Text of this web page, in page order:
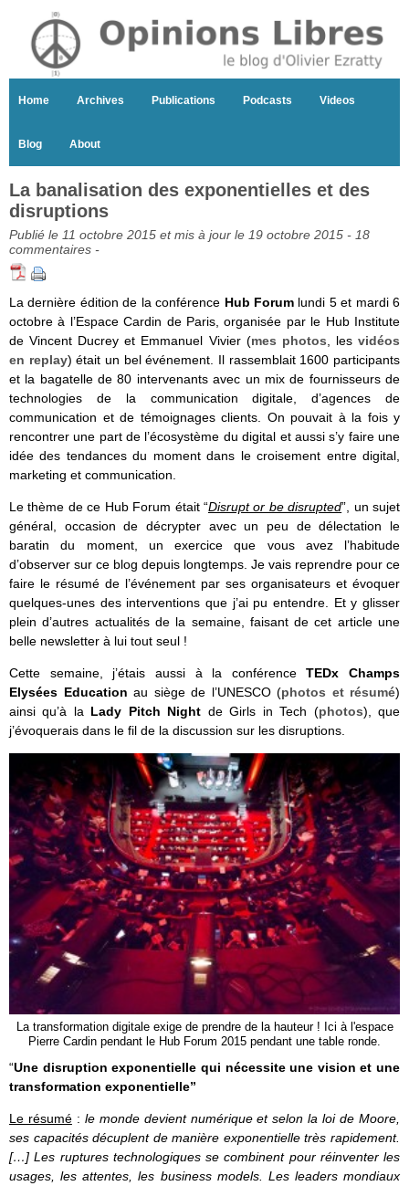
Home Archives Publications Podcasts Videos
Blog About
La banalisation des exponentielles et des
disruptions
Publié le 11 octobre 2015 et mis à jour le 19 octobre 2015 - 18
commentaires -
La dernière édition de la conférence Hub Forum lundi 5 et mardi 6
octobre à l’Espace Cardin de Paris, organisée par le Hub Institute
de Vincent Ducrey et Emmanuel Vivier (mes photos , lesvidéos
en replay) était un bel événement. Il rassemblait 1600 participants
et la bagatelle de 80 intervenants avec un mix de fournisseurs de
technologies de la communication digitale, d’agences de
communication et de témoignages clients. On pouvait à la fois y
rencontrer une part de l’écosystème du digital et aussi s’y faire une
idée des tendances du moment dans le croisement entre digital,
marketing et communication.
Le thème de ce Hub Forum était “Disrupt or be disrupted”, un sujet
général, occasion de décrypter avec un peu de délectation le
baratin du moment, un exercice que vous avez l’habitude
d’observer sur ce blog depuis longtemps. Je vais reprendre pour ce
faire le résumé de l’événement par ses organisateurs et évoquer
quelques-unes des interventions que j’ai pu entendre. Et y glisser
plein d’autres actualités de la semaine, faisant de cet article une
belle newsletter à lui tout seul !
Cette semaine, j’étais aussi à la conférenceTEDx Champs
Elysées Education au siège de l’UNESCO (photos et résumé)
ainsi qu’à la Lady Pitch Night de Girls in Tech (photos), que
j’évoquerais dans le fil de la discussion sur les disruptions.
La transformation digitale exige de prendre de la hauteur ! Ici à l'espace
Pierre Cardin pendant le Hub Forum 2015 pendant une table ronde.
“Une disruption exponentielle qui nécessite une vision et une
transformation exponentielle”
Le résumé: le monde devient numérique et selon la loi de Moore,
ses capacités décuplent de manière exponentielle très rapidement.
[…] Les ruptures technologiques se combinent pour réinventer les
usages, les attentes, les business models. Les leaders mondiaux